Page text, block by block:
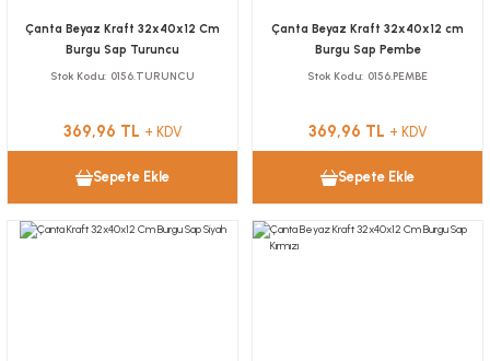
Çanta Beyaz Kraft 32x40x12 Cm
Burgu Sap Turuncu
Stok Kodu 0156.TURUNCU
369,96 TL + KDV
Sepete Ekle
Çanta Beyaz Kraft 32x40x12 cm
Burgu Sap Pembe
Stok Kodu 0156.PEMBE
369,96 TL + KDV
Sepete Ekle